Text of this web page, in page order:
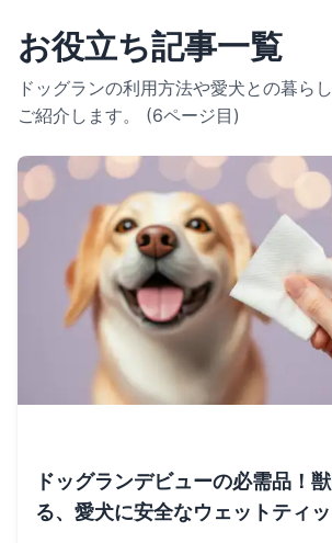
お役立ち記事一覧
ドッグランの利用方法や愛犬との暮ら
ご紹介します。 (6ページ目)
ドッグランデビューの必需品！
る、愛犬に安全なウェットティ